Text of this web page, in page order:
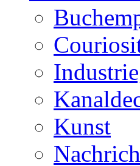
Kunst